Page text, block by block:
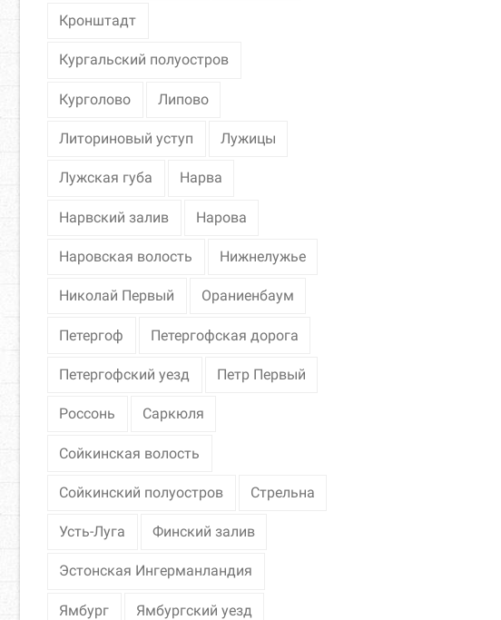
Кронштадт
Кургальский полуостров
Курголово Липово
Литориновый уступ Лужицы
Лужская губа Нарва
Нарвский залив Нарова
Наровская волость Нижнелужье
Николай Первый Ораниенбаум
Петергоф Петергофская дорога
Петергофский уезд Петр Первый
Россонь Саркюля
Сойкинская волость
Сойкинский полуостров Стрельна
Усть-Луга Финский залив
Эстонская Ингерманландия
Ямбург Ямбургский уезд